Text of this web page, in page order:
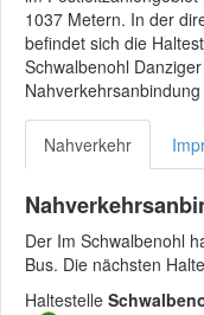
1037 Metern. In der
befindet sich die
Schwalbenohl
Nahverkehr
Der Im Schwalbenohl
Bus. Die nächsten
Haltestelle